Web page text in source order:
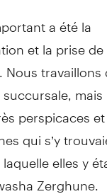
a été la
et la prise de
perspicaces
qui s’y
elles y
Zerghune.